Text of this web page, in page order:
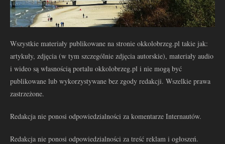
Wszystkie materiały publikowane na stronie okkolobrzeg.pl takie jak:
artykuły, zdjęcia (w tym szczególnie zdjęcia autorskie), materiały audio
i wideo są własnością portalu okkolobrzeg.pl i nie mogą być
publikowane lub wykorzystywane bez zgody redakcji. Wszelkie prawa
zastrzeżone.
Redakcja nie ponosi odpowiedzialności za komentarze Internautów.
Redakcja nie ponosi odpowiedzialności za treść reklam i ogłoszeń.